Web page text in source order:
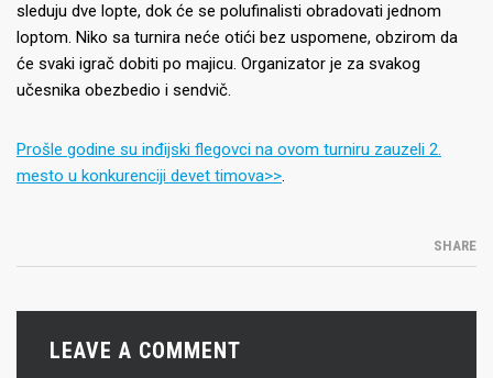
sleduju dve lopte, dok će se polufinalisti obradovati jednom
loptom. Niko sa turnira neće otići bez uspomene, obzirom da
će svaki igrač dobiti po majicu. Organizator je za svakog
učesnika obezbedio i sendvič.
Prošle godine su inđijski flegovci na ovom turniru zauzeli 2.
mesto u konkurenciji devet timova>>.
SHARE
LEAVE A COMMENT